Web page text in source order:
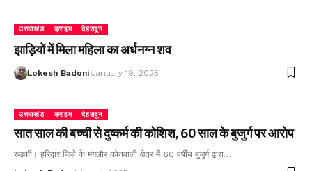
उत्तराखंड क्राइम देहरादून
झाड़ियों में मिला महिला का अर्धनग्न शव
Lokesh Badoni January 19, 2025
उत्तराखंड क्राइम देहरादून
सात साल की बच्ची से दुष्कर्म की कोशिश, 60 साल के बुजुर्ग पर आरोप
रुड़की। हरिद्वार जिले के मंगलौर कोतवाली क्षेत्र में 60 वर्षीय बुजुर्ग द्वारा…